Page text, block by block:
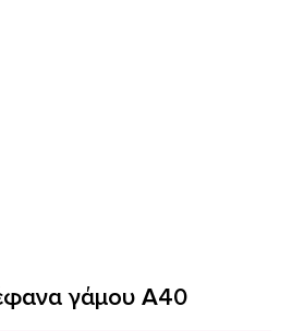
γάμου A40